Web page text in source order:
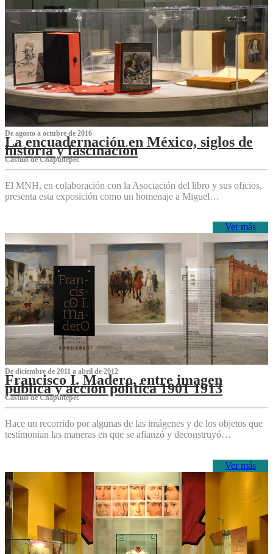
De agosto a octubre de 2016
La encuadernación en México, siglos de
historia y fascinación
Castillo de Chapultepec
El MNH, en colaboración con la Asociación del libro y sus oficios,
presenta esta exposición como un homenaje a Miguel…
Ver más
De diciembre de 2011 a abril de 2012
Francisco I. Madero, entre imagen
pública y acción política 1901 1913
Castillo de Chapultepec
Hace un recorrido por algunas de las imágenes y de los objetos que
testimonian las maneras en que se afianzó y deconstruyó…
Ver más